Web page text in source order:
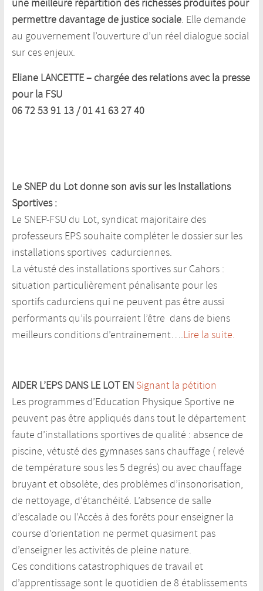
une meilleure répartition des richesses produites pour
permettre davantage de justice sociale. Elle demande
au gouvernement l’ouverture d’un réel dialogue social
sur ces enjeux.
Eliane LANCETTE – chargée des relations avec la presse
pour la FSU
06 72 53 91 13 / 01 41 63 27 40
Le SNEP du Lot donne son avis sur lesInstallations
Sportives :
Le SNEP-FSU du Lot, syndicat majoritaire des
professeurs EPS souhaite compléter le dossier sur les
installations sportives cadurciennes.
La vétusté des installations sportives sur Cahors :
situation particulièrement pénalisante pour les
sportifs cadurciens qui ne peuvent pas être aussi
performants qu’ils pourraient l’être dans de biens
meilleurs conditions d’entrainement….Lire la suite.
AIDER L’EPS DANS LE LOT ENSignant la pétition
Les programmes d’Education Physique Sportive ne
peuvent pas être appliqués dans tout le département
faute d’installations sportives de qualité : absence de
piscine, vétusté des gymnases sans chauffage ( relevé
de température sous les 5 degrés) ou avec chauffage
bruyant et obsolète, des problèmes d’insonorisation,
de nettoyage, d’étanchéité. L’absence de salle
d’escalade ou l’Accès à des forêts pour enseigner la
course d’orientation ne permet quasiment pas
d’enseigner les activités de pleine nature.
Ces conditions catastrophiques de travail et
d’apprentissage sont le quotidien de 8 établissements